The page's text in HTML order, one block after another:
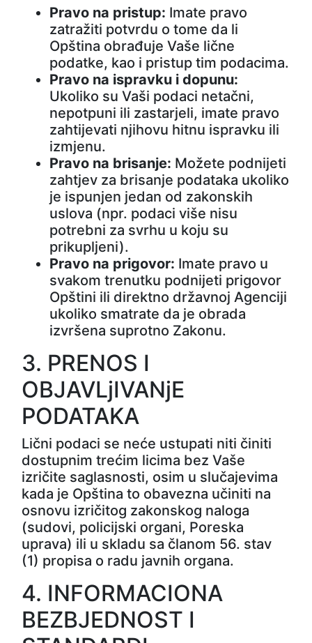
Pravo na pristup: Imate pravo
zatražiti potvrdu o tome da li
Opština obrađuje Vaše lične
podatke, kao i pristup tim podacima.
Pravo na ispravku i dopunu:
Ukoliko su Vaši podaci netačni,
nepotpuni ili zastarjeli, imate pravo
zahtijevati njihovu hitnu ispravku ili
izmjenu.
Pravo na brisanje: Možete podnijeti
zahtjev za brisanje podataka ukoliko
je ispunjen jedan od zakonskih
uslova (npr. podaci više nisu
potrebni za svrhu u koju su
prikupljeni).
Pravo na prigovor: Imate pravo u
svakom trenutku podnijeti prigovor
Opštini ili direktno državnoj Agenciji
ukoliko smatrate da je obrada
izvršena suprotno Zakonu.
3. PRENOS I
OBJAVLjIVANjE
PODATAKA
Lični podaci se neće ustupati niti činiti
dostupnim trećim licima bez Vaše
izričite saglasnosti, osim u slučajevima
kada je Opština to obavezna učiniti na
osnovu izričitog zakonskog naloga
(sudovi, policijski organi, Poreska
uprava) ili u skladu sa članom 56. stav
(1) propisa o radu javnih organa.
4. INFORMACIONA
BEZBJEDNOST I